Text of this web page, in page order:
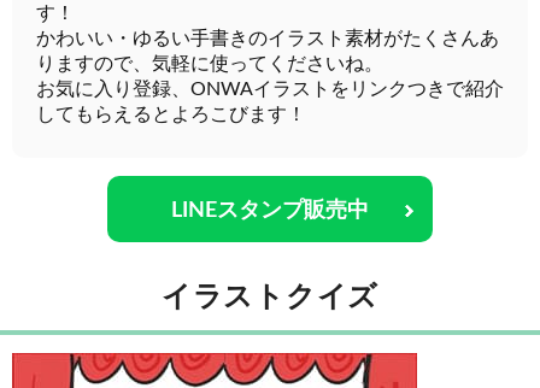
す！
かわいい・ゆるい手書きのイラスト素材がたくさんあ
りますので、気軽に使ってくださいね。
お気に入り登録、ONWAイラストをリンクつきで紹介
してもらえるとよろこびます！
LINEスタンプ販売中
イラストクイズ